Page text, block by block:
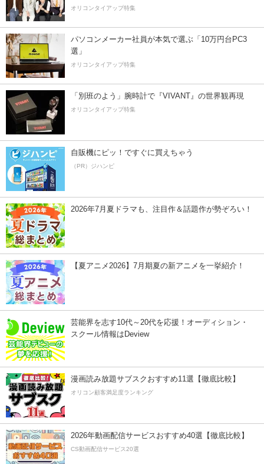
オリコンタイアップ特集
パソコンメーカー社員が本気で選ぶ「10万円台PC3
選」
オリコンタイアップ特集
「別班のよう」腕時計で『VIVANT』の世界観再現
オリコンタイアップ特集
自販機にピッ！ですぐに買えちゃう
（PR）ジハンピ
2026年7月夏ドラマも、注目作＆話題作が勢ぞろい！
【夏アニメ2026】7月期夏の新アニメを一挙紹介！
芸能界を志す10代～20代を応援！オーディション・
スクール情報はDeview
漫画読み放題サブスクおすすめ11選【徹底比較】
オリコン顧客満足度ランキング
2026年動画配信サービスおすすめ40選【徹底比較】
CS動画配信サービス20選